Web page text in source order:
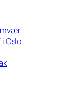
Oslo